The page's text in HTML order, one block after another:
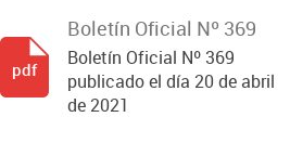
Boletín Oficial Nº 369
Boletín Oficial Nº 369
publicado el día 20 de abril
de 2021
pdf